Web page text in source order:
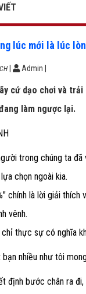
lúc mới là lúc
Admin
cứ dạo chơi và
làm ngược lại.
trong chúng ta
chọn ngoài kia.
chính là lời giải
vênh.
thực sự có nghĩa
nhiều như tôi
định bước chân ra